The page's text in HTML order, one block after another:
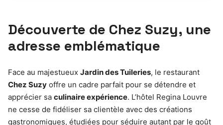
Découverte de Chez Suzy, une
adresse emblématique
Face au majestueux Jardin des Tuileries, le restaurant
Chez Suzy offre un cadre parfait pour se détendre et
apprécier sa culinaire expérience. L’hôtel Regina Louvre
ne cesse de fidéliser sa clientèle avec des créations
gastronomiques, étudiées pour séduire autant par le goût